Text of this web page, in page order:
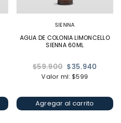
SIENNA
AGUA DE COLONIA LIMONCELLO
SIENNA 60ML
Precio
habitual
$59.900 $35.940
Valor ml: $599
Agregar al carrito